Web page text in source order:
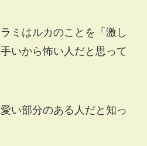
ミはルカのことを「激し
いから怖い人だと思って
い部分のある人だと知っ